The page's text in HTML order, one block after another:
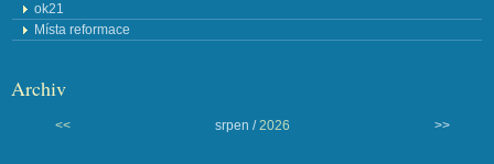
ok21
Místa reformace
Archiv
<< srpen /2026 >>